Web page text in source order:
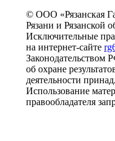
© ООО «Рязанская
Рязани и Рязанской
Исключительные
на интернет-сайте
Законодательством
об охране
деятельности
Использование
правообладателя